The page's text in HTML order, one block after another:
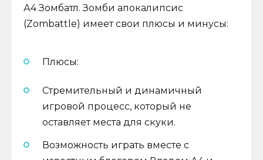
А4 Зомбатл. Зомби апокалипсис
(Zombattle) имеет свои плюсы и минусы:
Плюсы:
Стремительный и динамичный
игровой процесс, который не
оставляет места для скуки.
Возможность играть вместе с